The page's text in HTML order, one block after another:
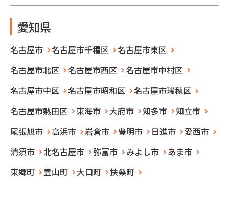
愛知県
名古屋市 名古屋市千種区
名古屋市東区
名古屋市北区
名古屋市西区
名古屋市中村区
名古屋市中区
名古屋市昭和区
名古屋市瑞穂区
名古屋市熱田区
東海市 大府市 知多市
知立市
尾張旭市
高浜市 岩倉市 豊明市 日進市
愛西市
清須市
北名古屋市 弥富市 みよし市
あま市
東郷町
豊山町 大口町 扶桑町